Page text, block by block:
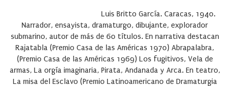
Luis Britto García. Caracas, 1940.
Narrador, ensayista, dramaturgo, dibujante, explorador
submarino, autor de más de 60 títulos. En narrativa destacan
Rajatabla (Premio Casa de las Américas 1970) Abrapalabra,
(Premio Casa de las Américas 1969) Los fugitivos, Vela de
armas, La orgía imaginaria, Pirata, Andanada y Arca. En teatro,
La misa del Esclavo (Premio Latinoamericano de Dramaturgia